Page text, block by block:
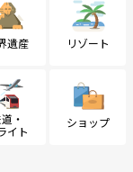
遺産 リゾート
・
イト
ショップ